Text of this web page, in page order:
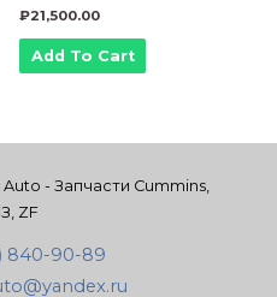
₽21,500.00
Add To Cart
- Запчасти Cummins,
ZF
840-90-89